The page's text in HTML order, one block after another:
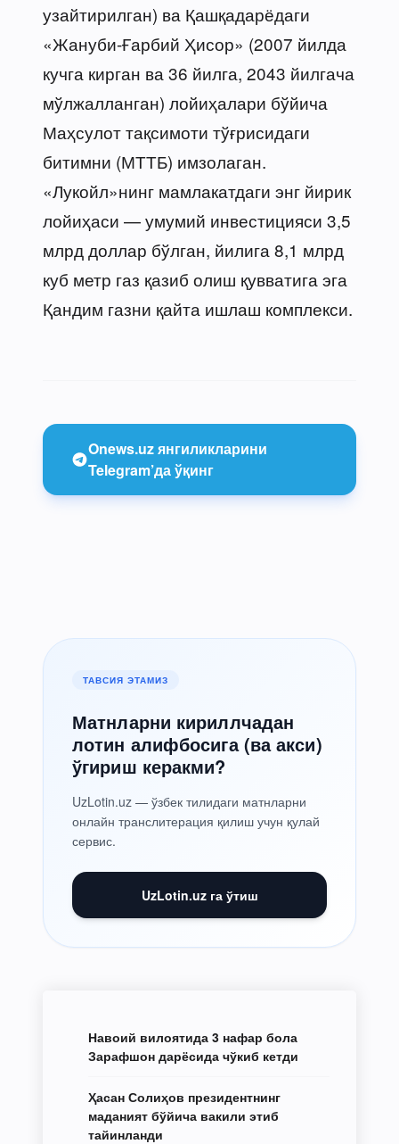
узайтирилган) ва Қашқадарёдаги
«Жануби-Ғарбий Ҳисор» (2007 йилда
кучга кирган ва 36 йилга, 2043 йилгача
мўлжалланган) лойиҳалари бўйича
Маҳсулот тақсимоти тўғрисидаги
битимни (МТТБ) имзолаган.
«Лукойл»нинг мамлакатдаги энг йирик
лойиҳаси — умумий инвестицияси 3,5
млрд доллар бўлган, йилига 8,1 млрд
куб метр газ қазиб олиш қувватига эга
Қандим газни қайта ишлаш комплекси.
Onews.uz янгиликларини
Telegram’да ўқинг
ТАВСИЯ ЭТАМИЗ
Матнларни кириллчадан
лотин алифбосига (ва акси)
ўгириш керакми?
UzLotin.uz — ўзбек тилидаги матнларни
онлайн транслитерация қилиш учун қулай
сервис.
UzLotin.uz га ўтиш
Навоий вилоятида 3 нафар бола
Зарафшон дарёсида чўкиб кетди
Ҳасан Солиҳов президентнинг
маданият бўйича вакили этиб
тайинланди